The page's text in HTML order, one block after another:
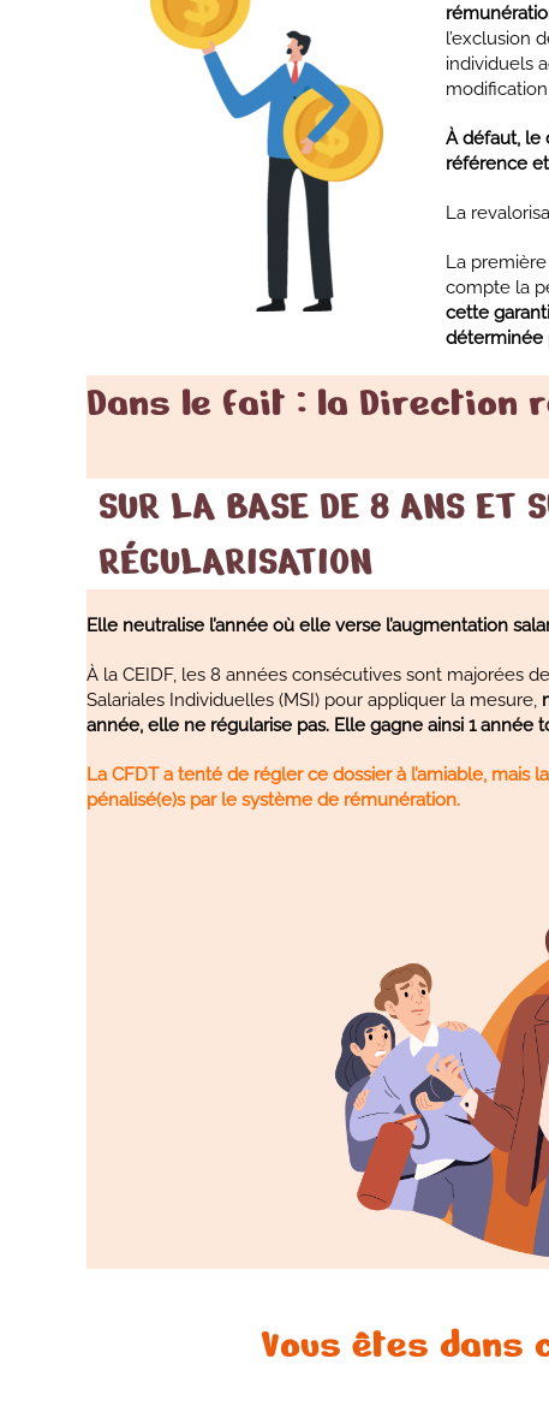
l’exclusion
individuels
À défaut, le
référence
La
La
compte la
cette
déterminée
Dans le fait : la Direction
SUR LA BASE DE 8 ANS ET
RÉGULARISATION
Elle neutralise l’année où elle verse l’augmentation
À la CEIDF, les 8 années consécutives sont majorées
Salariales Individuelles (MSI) pour appliquer la mesure,
année, elle ne régularise pas. Elle gagne ainsi 1 année
La CFDT a tenté de régler ce dossier à l’amiable,
pénalisé(e)s par le système de rémunération.
Vous êtes dans